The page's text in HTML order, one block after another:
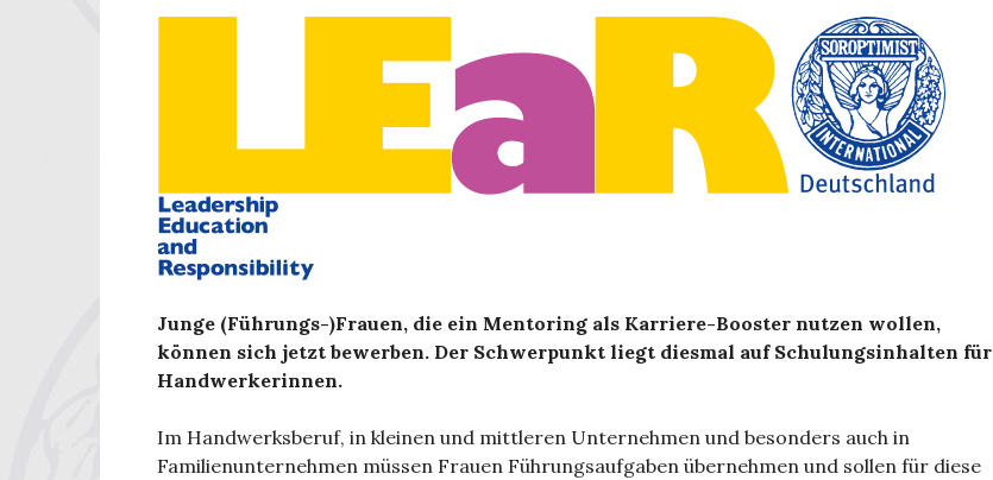
Junge (Führungs-)Frauen, die ein Mentoring als Karriere-Booster nutzen wollen,
können sich jetzt bewerben. Der Schwerpunkt liegt diesmal auf Schulungsinhalten für
Handwerkerinnen.
Im Handwerksberuf, in kleinen und mittleren Unternehmen und besonders auch in
Familienunternehmen müssen Frauen Führungsaufgaben übernehmen und sollen für diese